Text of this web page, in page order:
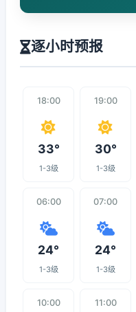
逐小时预报
18:00
33°
1-3级
19:00
30°
1-3级
06:00
24°
1-3级
07:00
24°
1-3级
10:00 11:00